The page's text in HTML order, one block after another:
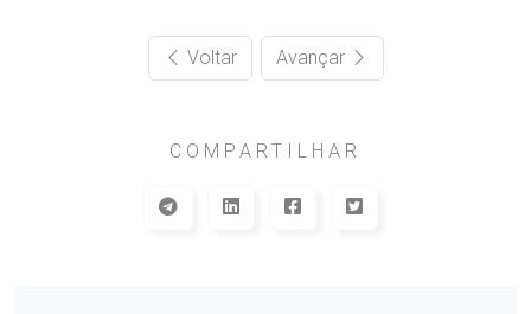
Voltar Avançar
COMPARTILHAR